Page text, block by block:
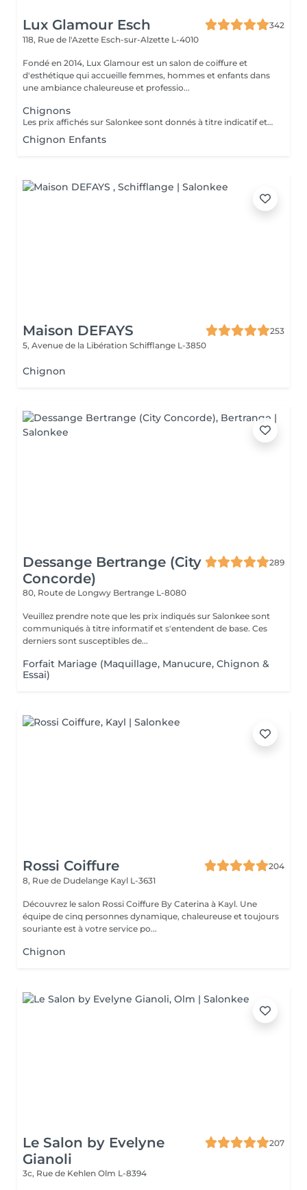
Lux Glamour Esch
342
118, Rue de l'Azette Esch-sur-Alzette L-4010
Fondé en 2014, Lux Glamour est un salon de coiffure et
d'esthétique qui accueille femmes, hommes et enfants dans
une ambiance chaleureuse et professio...
Chignons
Les prix affichés sur Salonkee sont donnés à titre indicatif et représentent les tarifs de base. Ceux-ci peuvent varier en fonction du diagnostic effectué lors de votre arrivée au salon et de l'expertise du professionnel à qui vous confiez vos soins de beauté. Dans tout les cas, un devis détaillé vous sera proposé et toute prestation sera réalisée avec votre accord.
Chignon Enfants
Maison DEFAYS
253
5, Avenue de la Libération Schifflange L-3850
Chignon
Dessange Bertrange (City
Concorde)
289
80, Route de Longwy Bertrange L-8080
Veuillez prendre note que les prix indiqués sur Salonkee sont
communiqués à titre informatif et s'entendent de base. Ces
derniers sont susceptibles de...
Forfait Mariage (Maquillage, Manucure, Chignon &
Essai)
Rossi Coiffure
204
8, Rue de Dudelange Kayl L-3631
Découvrez le salon Rossi Coiffure By Caterina à Kayl. Une
équipe de cinq personnes dynamique, chaleureuse et toujours
souriante est à votre service po...
Chignon
Le Salon by Evelyne
Gianoli
207
3c, Rue de Kehlen Olm L-8394